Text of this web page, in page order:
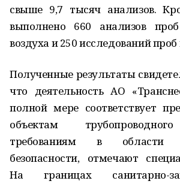
свыше 9,7 тысяч анализов.
выполнено 660 анализов
воздуха и 250 исследований
Полученные результаты
что деятельность АО
полной мере соответствует
объектам
требованиям в области
безопасности, отмечают
На границах санитарно-